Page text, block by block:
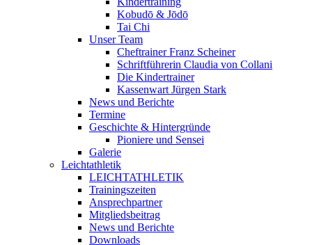
Kobudō & Jōdō
Tai Chi
Unser Team
Cheftrainer Franz Scheiner
Schriftführerin Claudia von Collani
Die Kindertrainer
Kassenwart Jürgen Stark
News und Berichte
Termine
Geschichte & Hintergründe
Pioniere und Sensei
Galerie
Leichtathletik
LEICHTATHLETIK
Trainingszeiten
Ansprechpartner
Mitgliedsbeitrag
News und Berichte
Downloads